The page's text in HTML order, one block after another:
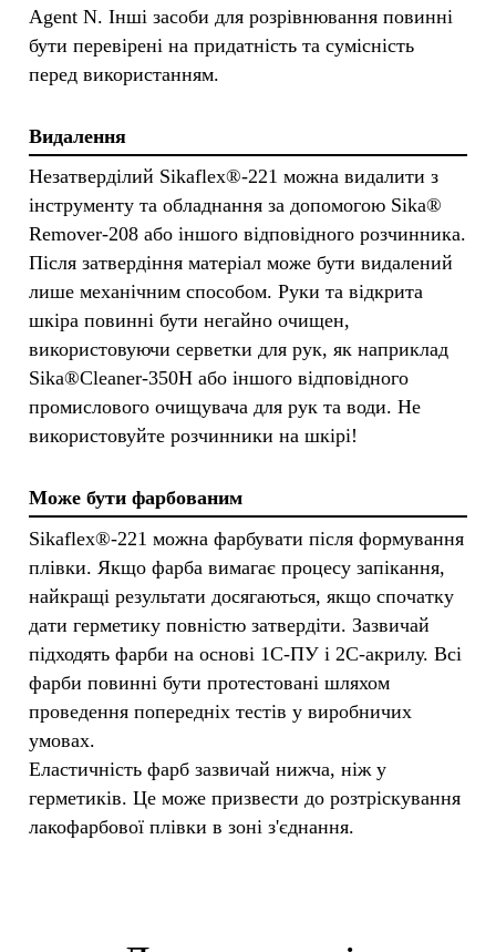
Agent N. Інші засоби для розрівнювання повинні
бути перевірені на придатність та сумісність
перед використанням.
Видалення
Незатверділий Sikaflex®-221 можна видалити з
інструменту та обладнання за допомогою Sika®
Remover-208 або іншого відповідного розчинника.
Після затвердіння матеріал може бути видалений
лише механічним способом. Руки та відкрита
шкіра повинні бути негайно очищен,
використовуючи серветки для рук, як наприклад
Sika®Cleaner-350H або іншого відповідного
промислового очищувача для рук та води. Не
використовуйте розчинники на шкірі!
Може бути фарбованим
Sikaflex®-221 можна фарбувати після формування
плівки. Якщо фарба вимагає процесу запікання,
найкращі результати досягаються, якщо спочатку
дати герметику повністю затвердіти. Зазвичай
підходять фарби на основі 1C-ПУ і 2C-акрилу. Всі
фарби повинні бути протестовані шляхом
проведення попередніх тестів у виробничих
умовах.
Еластичність фарб зазвичай нижча, ніж у
герметиків. Це може призвести до розтріскування
лакофарбової плівки в зоні з'єднання.